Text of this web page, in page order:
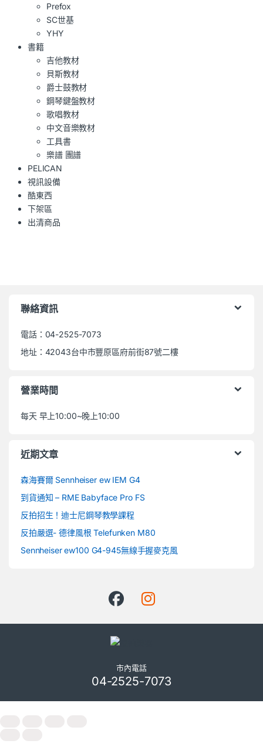
Prefox
SC世基
YHY
書籍
吉他教材
貝斯教材
爵士鼓教材
鋼琴鍵盤教材
歌唱教材
中文音樂教材
工具書
樂譜 團譜
PELICAN
視訊設備
酷東西
下架區
出清商品
聯絡資訊
電話：04-2525-7073
地址：42043台中市豐原區府前街87號二樓
營業時間
每天 早上10:00~晚上10:00
近期文章
森海賽爾 Sennheiser ew IEM G4
到貨通知 – RME Babyface Pro FS
反拍招生！迪士尼鋼琴教學課程
反拍嚴選- 德律風根 Telefunken M80
Sennheiser ew100 G4-945無線手握麥克風
市內電話
04-2525-7073